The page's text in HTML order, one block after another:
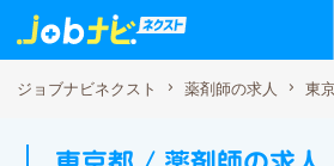
ジョブナビネクスト 薬剤師の求人 東